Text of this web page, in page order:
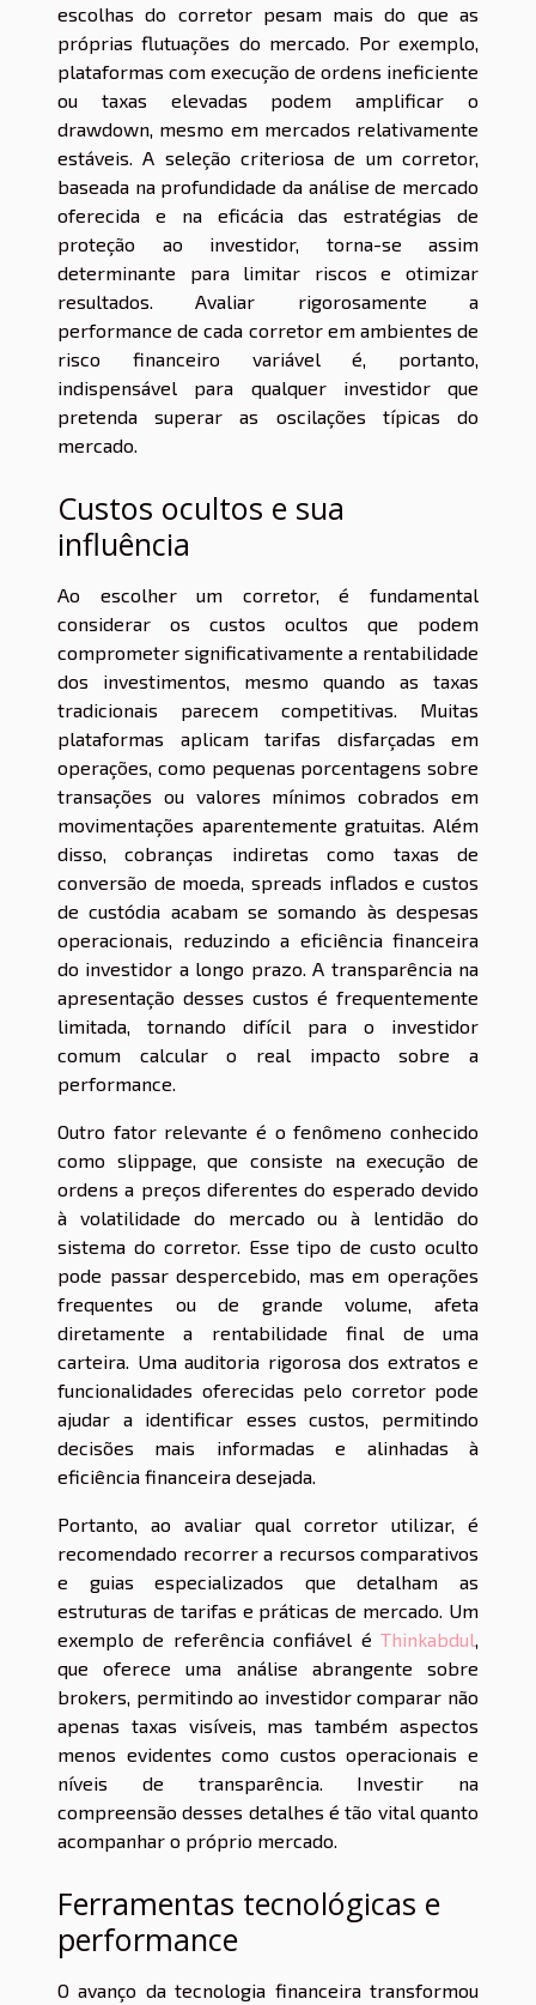
escolhas do corretor pesam mais do que as
próprias flutuações do mercado. Por exemplo,
plataformas com execução de ordens ineficiente
ou taxas elevadas podem amplificar o
drawdown, mesmo em mercados relativamente
estáveis. A seleção criteriosa de um corretor,
baseada na profundidade da análise de mercado
oferecida e na eficácia das estratégias de
proteção ao investidor, torna-se assim
determinante para limitar riscos e otimizar
resultados. Avaliar rigorosamente a
performance de cada corretor em ambientes de
risco financeiro variável é, portanto,
indispensável para qualquer investidor que
pretenda superar as oscilações típicas do
mercado.
Custos ocultos e sua
influência
Ao escolher um corretor, é fundamental
considerar os custos ocultos que podem
comprometer significativamente a rentabilidade
dos investimentos, mesmo quando as taxas
tradicionais parecem competitivas. Muitas
plataformas aplicam tarifas disfarçadas em
operações, como pequenas porcentagens sobre
transações ou valores mínimos cobrados em
movimentações aparentemente gratuitas. Além
disso, cobranças indiretas como taxas de
conversão de moeda, spreads inflados e custos
de custódia acabam se somando às despesas
operacionais, reduzindo a eficiência financeira
do investidor a longo prazo. A transparência na
apresentação desses custos é frequentemente
limitada, tornando difícil para o investidor
comum calcular o real impacto sobre a
performance.
Outro fator relevante é o fenômeno conhecido
como slippage, que consiste na execução de
ordens a preços diferentes do esperado devido
à volatilidade do mercado ou à lentidão do
sistema do corretor. Esse tipo de custo oculto
pode passar despercebido, mas em operações
frequentes ou de grande volume, afeta
diretamente a rentabilidade final de uma
carteira. Uma auditoria rigorosa dos extratos e
funcionalidades oferecidas pelo corretor pode
ajudar a identificar esses custos, permitindo
decisões mais informadas e alinhadas à
eficiência financeira desejada.
Portanto, ao avaliar qual corretor utilizar, é
recomendado recorrer a recursos comparativos
e guias especializados que detalham as
estruturas de tarifas e práticas de mercado. Um
exemplo de referência confiável é Thinkabdul,
que oferece uma análise abrangente sobre
brokers, permitindo ao investidor comparar não
apenas taxas visíveis, mas também aspectos
menos evidentes como custos operacionais e
níveis de transparência. Investir na
compreensão desses detalhes é tão vital quanto
acompanhar o próprio mercado.
Ferramentas tecnológicas e
performance
O avanço da tecnologia financeira transformou